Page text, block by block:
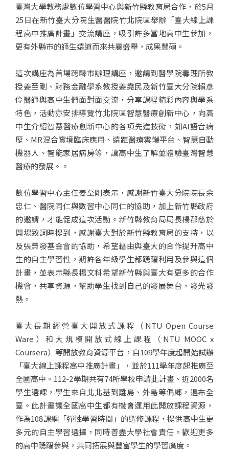
臺灣大學教務處數位學習中心與新竹縣教育局合作，於5月
25日在新竹臺大分院生醫醫院竹北院區舉辦「臺大線上課
程高中推廣計畫」交流講座，吸引許多當地高中生參加，
更有外縣市的師生遠道而來共襄盛舉，成果豐碩。
這次講座為首場跨縣市辦理講座，邀請到醫學院毒理所教
授姜至剛、財務金融學系教授姜堯民及新竹臺大分院賴彥
伶醫師與高中生們面對面交流，分享課程精彩內容與學系
特色，活動亦安排導覽竹北院區智慧醫療創新中心，向高
中生介紹智慧醫療創新中心的各項先進技術，如AI語音病
歷、MR混合實境臨床應用、遠距醫療雲端平台、智慧自動
機器人、智能家居病房等，讓高中生了解並體驗臺灣智慧
醫療的發展。。
數位學習中心主任姜至剛表示，感謝新竹臺大分院院長余
忠仁、醫院同仁與數習中心同仁的協助，加上新竹縣政府
的邀請，才能促成這次活動。新竹縣教育局局長楊郡慈於
開場致詞時提到，感謝臺大對於新竹縣教育局的支持，以
及張榮發基金會的協助，希望藉由與臺大的合作提升高中
生的自主學習性，期許各年級學生都踴躍利用及參與這個
計畫，並表示縣長楊文科希望新竹縣與臺大有更多的合作
機會，共享資源，幫助學生找到自己的發展舞台，發光發
熱。
臺大長期經營臺大開放式課程（NTU Open Course
Ware）和大規模開放式線上課程（NTU MOOC x
Coursera）等開放教育資源平台，自109學年度起開始試辦
「臺大線上課程高中推廣計畫」，並於111學年度起推廣至
全國高中。112-2學期共有74所學校申請此計畫、近2000名
學生選課，學生來自北北基到離島、外島等偏鄉，遍布全
臺。此計畫讓全國高中生都有機會運用此開放課程資源，
作為108課綱「彈性學習時間」的選修課程，提供高中生更
多元的自主學習選擇，同時善盡大學社會責任。歡迎更多
的高中踴躍參與，共同拓展與豐富學生的學習廣度。